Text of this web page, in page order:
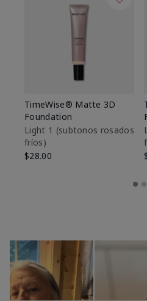
TimeWise® Matte 3D
Foundation
Light 1​ (subtonos rosados
fríos)
$28.00